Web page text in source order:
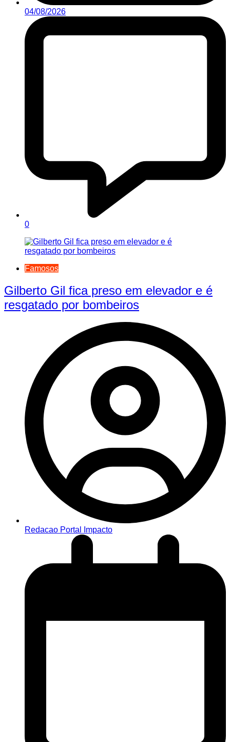
04/08/2026
0
Famosos
Gilberto Gil fica preso em elevador e é
resgatado por bombeiros
Redacao Portal Impacto